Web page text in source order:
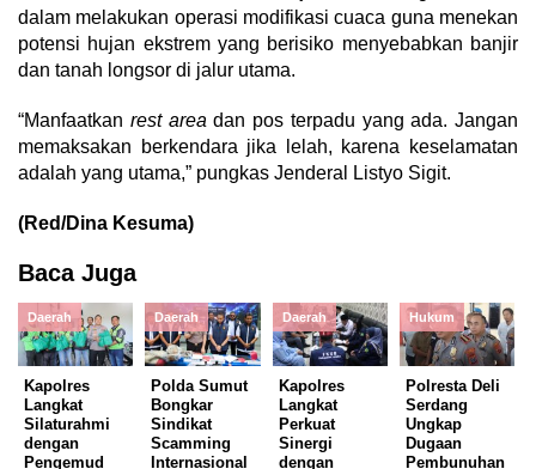
dalam melakukan operasi modifikasi cuaca guna menekan
potensi hujan ekstrem yang berisiko menyebabkan banjir
dan tanah longsor di jalur utama.
“Manfaatkan rest areadan pos terpadu yang ada. Jangan
memaksakan berkendara jika lelah, karena keselamatan
adalah yang utama,” pungkas Jenderal Listyo Sigit.
(Red/Dina Kesuma)
Baca Juga
Daerah
Kapolres
Langkat
Silaturahmi
dengan
Pengemud
Daerah
Polda Sumut
Bongkar
Sindikat
Scamming
Internasional
Daerah
Kapolres
Langkat
Perkuat
Sinergi
dengan
Hukum
Polresta Deli
Serdang
Ungkap
Dugaan
Pembunuhan